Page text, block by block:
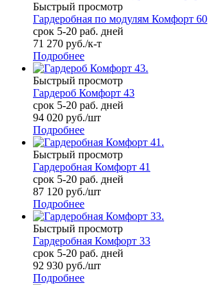
Быстрый просмотр
Гардеробная по модулям Комфорт 60
срок 5-20 раб. дней
71 270 руб./к-т
Подробнее
Быстрый просмотр
Гардероб Комфорт 43
срок 5-20 раб. дней
94 020 руб./шт
Подробнее
Быстрый просмотр
Гардеробная Комфорт 41
срок 5-20 раб. дней
87 120 руб./шт
Подробнее
Быстрый просмотр
Гардеробная Комфорт 33
срок 5-20 раб. дней
92 930 руб./шт
Подробнее